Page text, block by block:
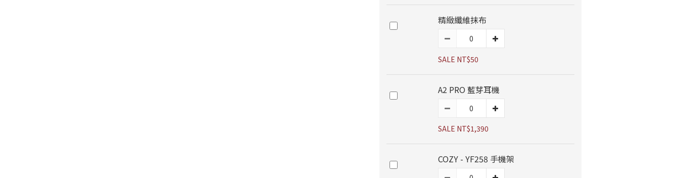
精緻纖維抹布
SALE NT$50
A2 PRO 藍芽耳機
SALE NT$1,390
COZY - YF258 手機架